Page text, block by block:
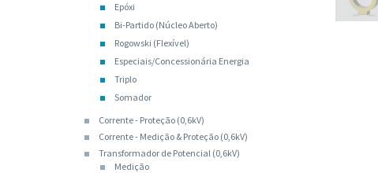
Epóxi
Bi-Partido (Núcleo Aberto)
Rogowski (Flexível)
Especiais/Concessionária Energia
Triplo
Somador
Corrente - Proteção (0,6kV)
Corrente - Medição & Proteção (0,6kV)
Transformador de Potencial (0,6kV)
Medição